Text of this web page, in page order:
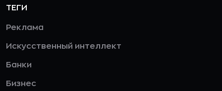
ТЕГИ
Реклама
Искусственный интеллект
Банки
Бизнес